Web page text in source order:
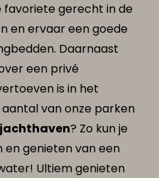
favoriete gerecht in de
en ervaar een goede
Daarnaast
een privé
is in het
van onze parken
jachthaven? Zo kun je
genieten van een
Ultiem genieten